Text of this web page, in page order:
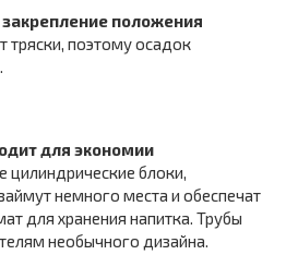
положения
поэтому осадок
для экономии
цилиндрические блоки,
немного места и обеспечат
для хранения напитка. Трубы
необычного дизайна.